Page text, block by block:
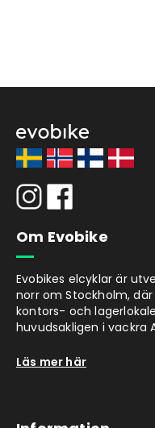
Om Evobike
Evobikes elcyklar är
norr om Stockholm,
kontors- och
huvudsakligen i vackra
Läs mer här